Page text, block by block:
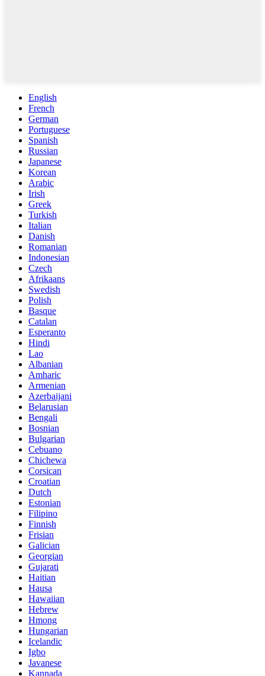
English
French
German
Portuguese
Spanish
Russian
Japanese
Korean
Arabic
Irish
Greek
Turkish
Italian
Danish
Romanian
Indonesian
Czech
Afrikaans
Swedish
Polish
Basque
Catalan
Esperanto
Hindi
Lao
Albanian
Amharic
Armenian
Azerbaijani
Belarusian
Bengali
Bosnian
Bulgarian
Cebuano
Chichewa
Corsican
Croatian
Dutch
Estonian
Filipino
Finnish
Frisian
Galician
Georgian
Gujarati
Haitian
Hausa
Hawaiian
Hebrew
Hmong
Hungarian
Icelandic
Igbo
Javanese
Kannada